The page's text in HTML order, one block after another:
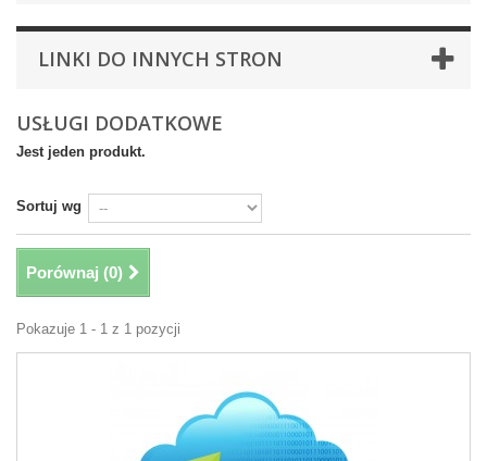
LINKI DO INNYCH STRON
USŁUGI DODATKOWE
Jest jeden produkt.
Sortuj wg
Porównaj (0)
Pokazuje 1 - 1 z 1 pozycji